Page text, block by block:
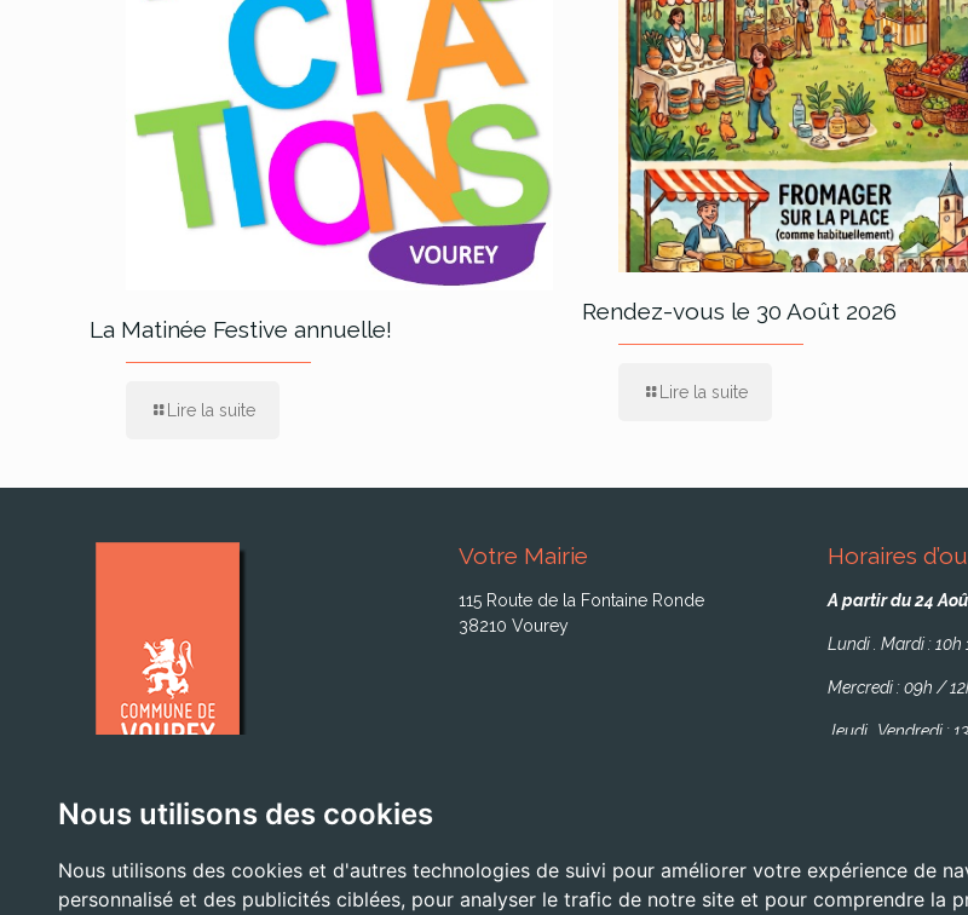
Nous utilisons des cookies
Nous utilisons des cookies et d'autres technologies de suivi pour améliorer votre expérience de
personnalisé et des publicités ciblées, pour analyser le trafic de notre site et pour comprendre la
La Matinée Festive annuelle!
Lire la suite
Rendez-vous le 30 Août 2026
Lire la suite
Votre Mairie
115 Route de la Fontaine Ronde
38210 Vourey
Horaires
A partir du 24
Lundi . Mardi :
Mercredi : 09h /
Jeudi . Vendredi :